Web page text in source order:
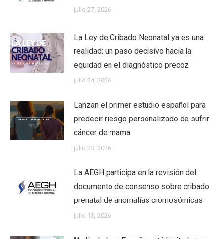
julio 27, 2026
La Ley de Cribado Neonatal ya es una
realidad: un paso decisivo hacia la
equidad en el diagnóstico precoz
julio 24, 2026
Lanzan el primer estudio español para
predecir riesgo personalizado de sufrir
cáncer de mama
julio 23, 2026
La AEGH participa en la revisión del
documento de consenso sobre cribado
prenatal de anomalías cromosómicas
julio 13, 2026